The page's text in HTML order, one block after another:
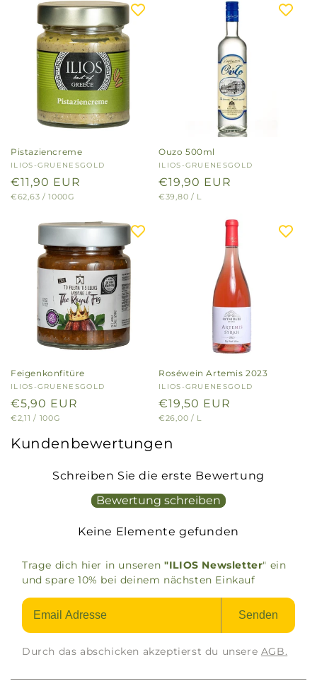
Pistaziencreme
Anbieter:
ILIOS-GRUENESGOLD
Normaler
Preis
€11,90 EUR
GRUNDPREIS
€62,63 / PRO
1000G
Ouzo 500ml
Anbieter:
ILIOS-GRUENESGOLD
Normaler
Preis
€19,90 EUR
GRUNDPREIS
€39,80 / PRO
L
Feigenkonfitüre
Anbieter:
ILIOS-GRUENESGOLD
Normaler
Preis
€5,90 EUR
GRUNDPREIS
€2,11 / PRO
100G
Roséwein Artemis 2023
Anbieter:
ILIOS-GRUENESGOLD
Normaler
Preis
€19,50 EUR
GRUNDPREIS
€26,00 / PRO
L
Kundenbewertungen
Schreiben Sie die erste Bewertung
Bewertung schreiben
Keine Elemente gefunden
Trage dich hier in unseren"ILIOS Newsletter" ein
und spare 10% bei deinem nächsten Einkauf
Senden
Durch das abschicken akzeptierst du unsere AGB.